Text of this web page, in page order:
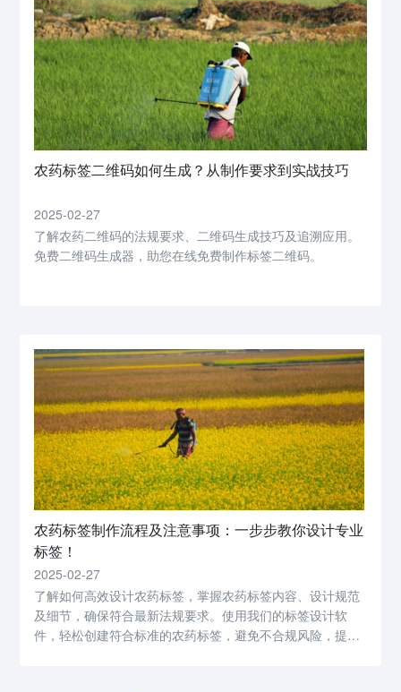
农药标签二维码如何生成？从制作要求到实战技巧
2025-02-27
了解农药二维码的法规要求、二维码生成技巧及追溯应用。
免费二维码生成器，助您在线免费制作标签二维码。
农药标签制作流程及注意事项：一步步教你设计专业
标签！
2025-02-27
了解如何高效设计农药标签，掌握农药标签内容、设计规范
及细节，确保符合最新法规要求。使用我们的标签设计软
件，轻松创建符合标准的农药标签，避免不合规风险，提升